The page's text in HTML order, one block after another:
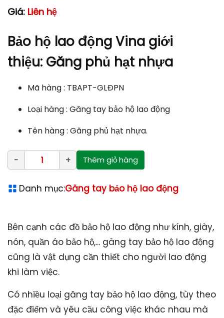
Giá: Liên hệ
Bảo hộ lao động Vina giới
thiệu: Găng phủ hạt nhựa
Mã hàng : TBAPT-GLĐPN
Loại hàng : Găng tay bảo hộ lao động
Tên hàng : Găng phủ hạt nhựa.
Thêm giỏ hàng
Danh mục:Găng tay bảo hộ lao động
Bên cạnh các đồ bảo hộ lao động như kính, giày,
nón, quần áo bảo hộ,... găng tay bảo hộ lao động
cũng là vật dụng cần thiết cho người lao động
khi làm việc.
Có nhiều loại găng tay bảo hộ lao động, tùy theo
đặc điểm và yêu cầu công việc khác nhau mà